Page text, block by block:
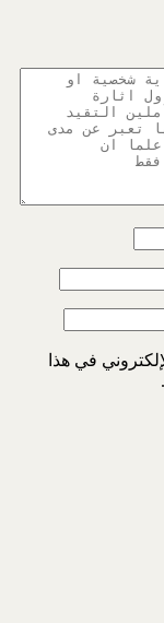
في هذا